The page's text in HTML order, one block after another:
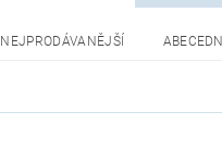
NEJPRODÁVANĚJŠÍ